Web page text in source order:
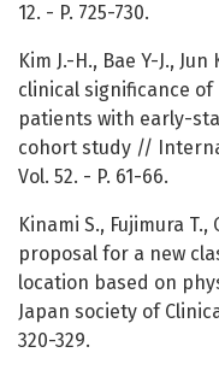
12. - P. 725-730.
Kim J.-H., Bae Y-J.,
clinical significance
patients with early-
cohort study //
Vol. 52. - P. 61-66.
Kinami S., Fujimura
proposal for a new
location based on
Japan society of
320-329.